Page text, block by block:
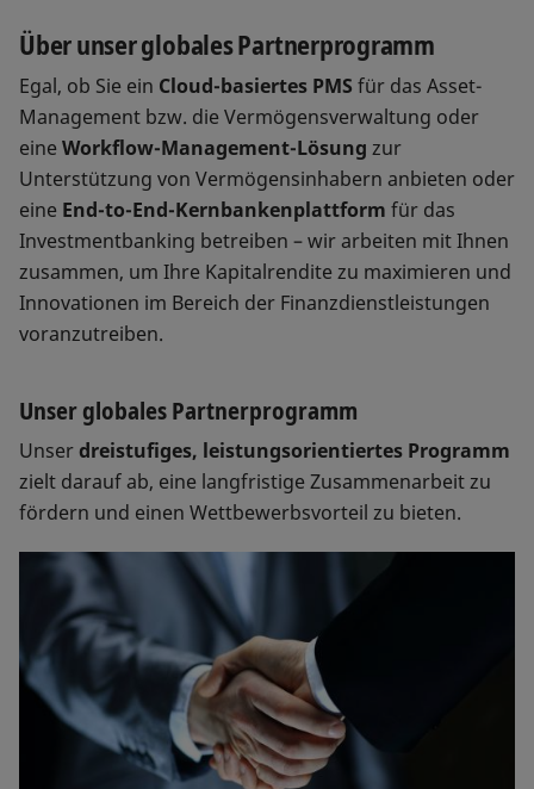
Über unser globales Partnerprogramm
Egal, ob Sie ein Cloud-basiertes PMS für das Asset-
Management bzw. die Vermögensverwaltung oder
eineWorkflow-Management-Lösung zur
Unterstützung von Vermögensinhabern anbieten oder
eine End-to-End-Kernbankenplattform für das
Investmentbanking betreiben – wir arbeiten mit Ihnen
zusammen, um Ihre Kapitalrendite zu maximieren und
Innovationen im Bereich der Finanzdienstleistungen
voranzutreiben.
Unser globales Partnerprogramm
Unserdreistufiges, leistungsorientiertes Programm
zielt darauf ab, eine langfristige Zusammenarbeit zu
fördern und einen Wettbewerbsvorteil zu bieten.